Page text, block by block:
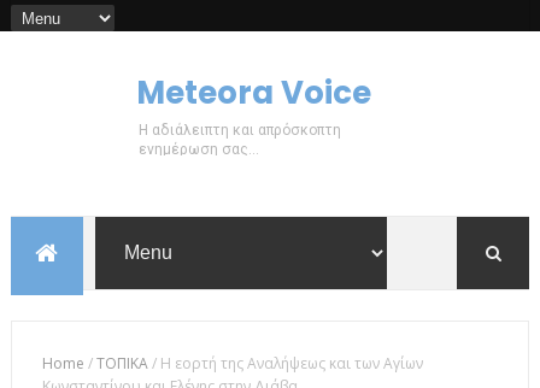
Meteora Voice
Η αδιάλειπτη και απρόσκοπτη
ενημέρωση σας...
Home /ΤΟΠΙΚΑ/ Η εορτή της Αναλήψεως και των Αγίων